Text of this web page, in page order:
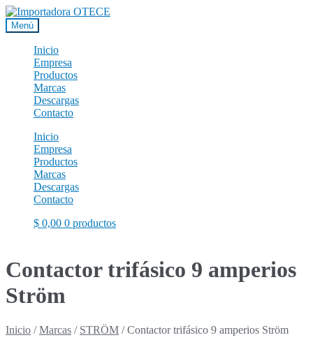
Ir
a
la
navegación
Ir
al
contenido
Menú
Inicio
Empresa
Productos
Marcas
Descargas
Contacto
Inicio
Empresa
Productos
Marcas
Descargas
Contacto
$ 0,00 0 productos
Contactor trifásico 9 amperios
Ström
Inicio /Marcas / STRÖM /Contactor trifásico 9 amperios Ström